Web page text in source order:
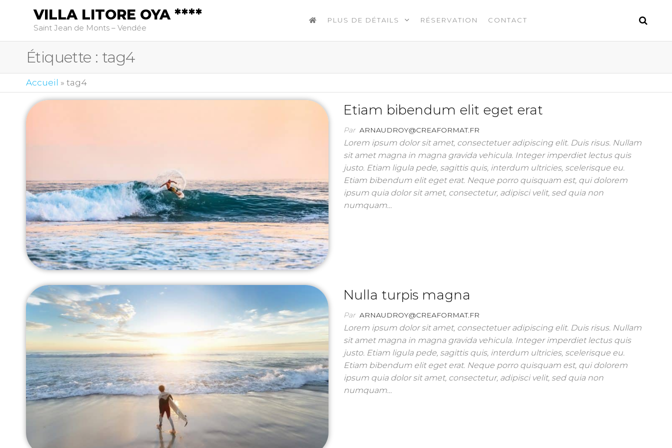
VILLA LITORE OYA ****
Saint Jean de Monts – Vendée
PLUS DE DÉTAILS RÉSERVATION CONTACT
Étiquette : tag4
Accueil » tag4
Etiam bibendum elit eget erat
Par ARNAUDROY@CREAFORMAT.FR
Lorem ipsum dolor sit amet, consectetuer adipiscing elit. Duis risus. Nullam
sit amet magna in magna gravida vehicula. Integer imperdiet lectus quis
justo. Etiam ligula pede, sagittis quis, interdum ultricies, scelerisque eu.
Etiam bibendum elit eget erat. Neque porro quisquam est, qui dolorem
ipsum quia dolor sit amet, consectetur, adipisci velit, sed quia non
numquam…
Nulla turpis magna
Par ARNAUDROY@CREAFORMAT.FR
Lorem ipsum dolor sit amet, consectetuer adipiscing elit. Duis risus. Nullam
sit amet magna in magna gravida vehicula. Integer imperdiet lectus quis
justo. Etiam ligula pede, sagittis quis, interdum ultricies, scelerisque eu.
Etiam bibendum elit eget erat. Neque porro quisquam est, qui dolorem
ipsum quia dolor sit amet, consectetur, adipisci velit, sed quia non
numquam…